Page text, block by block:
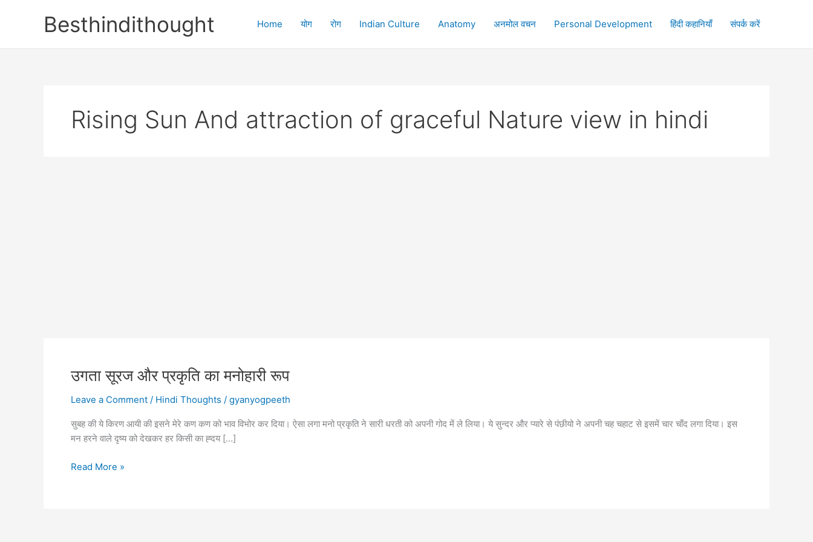
Besthindithought Home योग रोग Indian Culture Anatomy अनमोल वचन Personal Development हिंदी कहानियाँ संपर्क करें
Rising Sun And attraction of graceful Nature view in hindi
उगता सूरज और प्रकृति का मनोहारी रूप
Leave a Comment / Hindi Thoughts / gyanyogpeeth
सुबह की ये किरण आयी की इसने मेरे कण कण को भाव विभोर कर दिया। ऐसा लगा मनो प्रकृति ने सारी धरती को अपनी गोद में ले लिया। ये सुन्दर और प्यारे से पंछीयो ने अपनी चह चहाट से इसमें चार चाँद लगा दिया। इस
मन हरने वाले दृष्य को देखकर हर किसी का ह्दय […]
उगता
Read More »